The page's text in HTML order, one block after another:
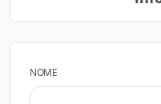
NOME